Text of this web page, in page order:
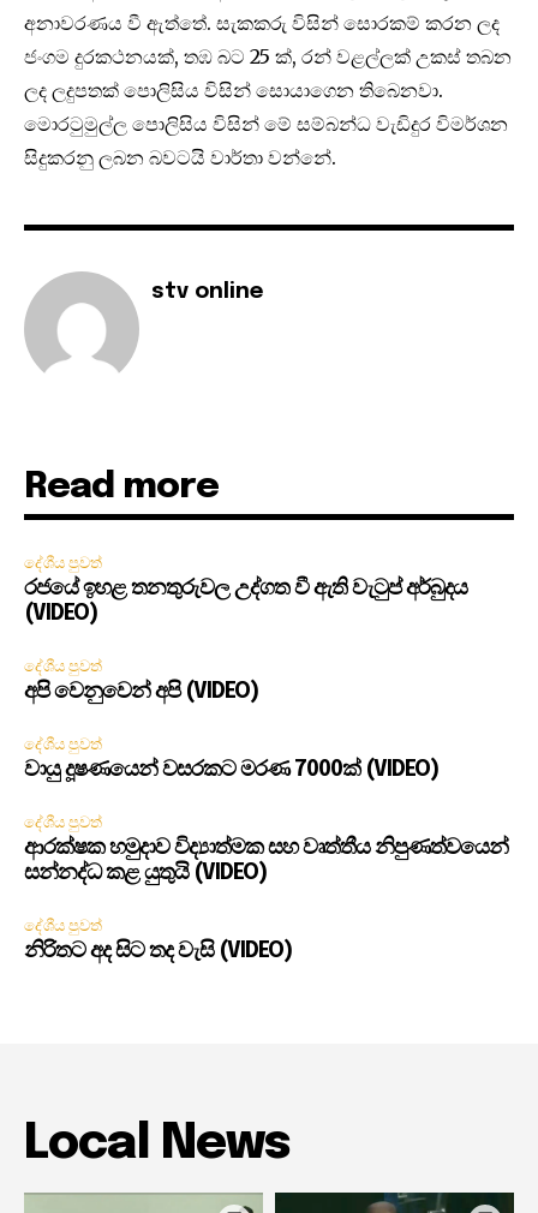
අනාවරණය වී ඇත්තේ. සැකකරු විසින් සොරකම් කරන ලද
ජංගම දුරකථනයක්, තඹ බට 25 ක්, රන් වළල්ලක් උකස් තබන
ලද ලදුපතක් පොලිසිය විසින් සොයාගෙන තිබෙනවා.
මොරටුමුල්ල පොලිසිය විසින් මේ සම්බන්ධ වැඩිදුර විමර්ශන
සිදුකරනු ලබන බවටයි වාර්තා වන්නේ.
stv online
Read more
දේශීය පුවත්
රජයේ ඉහළ තනතුරුවල උද්ගත වී ඇති වැටුප් අර්බුදය
(VIDEO)
දේශීය පුවත්
අපි වෙනුවෙන් අපි (VIDEO)
දේශීය පුවත්
වායු දූෂණයෙන් වසරකට මරණ 7000ක් (VIDEO)
දේශීය පුවත්
ආරක්ෂක හමුදාව විද්‍යාත්මක සහ වෘත්තීය නිපුණත්වයෙන්
සන්නද්ධ කළ යුතුයි (VIDEO)
දේශීය පුවත්
නිරිතට අද සිට තද වැසි (VIDEO)
Local News